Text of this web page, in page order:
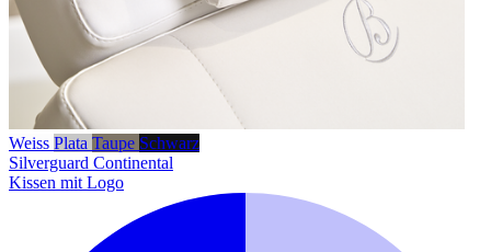
Weiss Plata Taupe Schwarz
Silverguard Continental
Kissen mit Logo